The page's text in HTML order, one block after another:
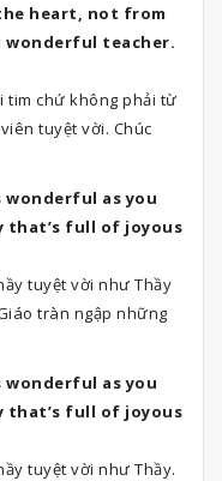
heart, not from
wonderful teacher.
tim chứ không phải từ
tuyệt vời. Chúc
wonderful as you
that’s full of joyous
tuyệt vời như Thầy
tràn ngập những
wonderful as you
that’s full of joyous
tuyệt vời như Thầy.